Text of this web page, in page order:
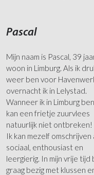
Pascal
Mijn naam is Pascal, 39
woon in Limburg. Als ik
weer ben voor
overnacht ik in Lelystad.
Wanneer ik in Limburg
kan een frietje zuurvlees
natuurlijk niet ontbreken!
Ik kan mezelf omschrijven
sociaal, enthousiast en
leergierig. In mijn vrije tijd
graag bezig met klussen